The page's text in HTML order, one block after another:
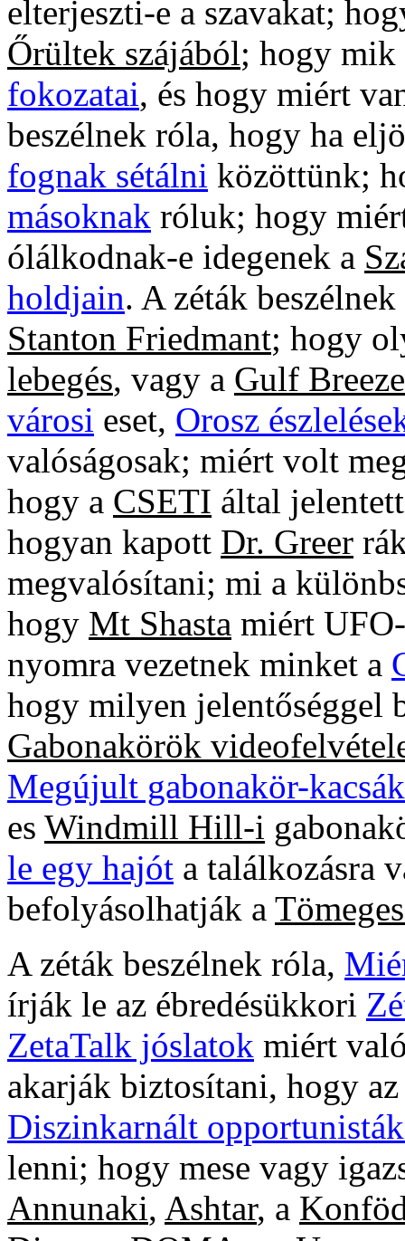
elterjeszti-e a szavakat;
Őrültek szájából; hogy mik
fokozatai, és hogy miért
beszélnek róla, hogy ha
fognak sétálni közöttünk;
másoknak róluk; hogy
ólálkodnak-e idegenek a
holdjain. A zéták
Stanton Friedmant; hogy
lebegés, vagy a Gulf
városi eset, Orosz
valóságosak; miért volt
hogy a CSETI által
hogyan kapott Dr. Greer
megvalósítani; mi a
hogy Mt Shasta miért
nyomra vezetnek minket a
hogy milyen jelentőséggel
Gabonakörök
Megújult gabonakör-kacsák
es Windmill Hill-i
le egy hajót a találkozásra
befolyásolhatják a
A zéták beszélnek róla,
írják le az ébredésükkori
ZetaTalk jóslatok miért
akarják biztosítani, hogy
Diszinkarnált
lenni; hogy mese vagy
Annunaki, Ashtar, a